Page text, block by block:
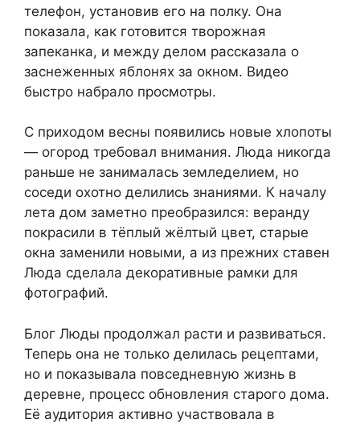
телефон, установив его на полку. Она
показала, как готовится творожная
запеканка, и между делом рассказала о
заснеженных яблонях за окном. Видео
быстро набрало просмотры.
С приходом весны появились новые хлопоты
— огород требовал внимания. Люда никогда
раньше не занималась земледелием, но
соседи охотно делились знаниями. К началу
лета дом заметно преобразился: веранду
покрасили в тёплый жёлтый цвет, старые
окна заменили новыми, а из прежних ставен
Люда сделала декоративные рамки для
фотографий.
Блог Люды продолжал расти и развиваться.
Теперь она не только делилась рецептами,
но и показывала повседневную жизнь в
деревне, процесс обновления старого дома.
Её аудитория активно участвовала в